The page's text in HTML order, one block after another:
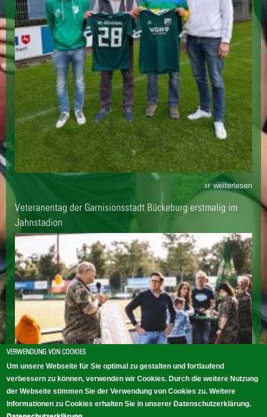
weiterlesen
Veteranentag der Garnisionsstadt Bückeburg erstmalig im
Jahnstadion
weiterlesen
VERWENDUNG VON COOKIES
Um unsere Webseite für Sie optimal zu gestalten und fortlaufend
verbessern zu können, verwenden wir Cookies. Durch die weitere Nutzung
der Webseite stimmen Sie der Verwendung von Cookies zu. Weitere
Informationen zu Cookies erhalten Sie in unserer Datenschutzerklärung.